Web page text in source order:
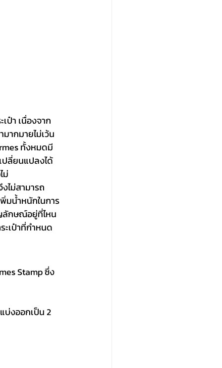
ากมายไม่เว้น
ทั้งหมดมี
ปลี่ยนแปลงได้
ม่
ไม่สามารถ
มน้ำหนักในการ
ลักษณ์อยู่ที่ไหน
ะเป๋าที่กำหนด